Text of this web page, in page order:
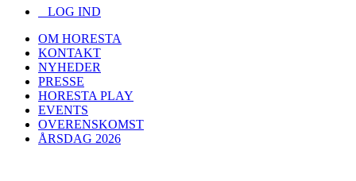
LOG IND
OM HORESTA
KONTAKT
NYHEDER
PRESSE
HORESTA PLAY
EVENTS
OVERENSKOMST
ÅRSDAG 2026